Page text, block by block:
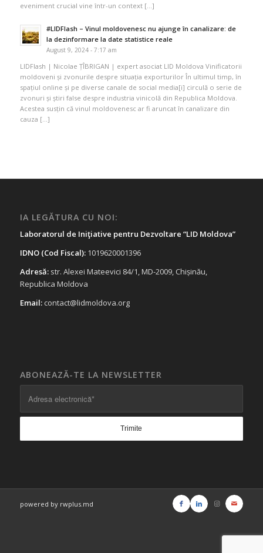
eveniment crucial vine într-un context […]
#LIDFlash – Vinul moldovenesc nu ajunge în canalizare: de
la dezinformare la date statistice reale
August 9, 2024 - 7:17 am
LIDFlash | Nicolae ȚÎBRIGAN | expert asociat LID Moldova Vinificatorii
moldoveni și zvonurile despre situația exporturilor În ultimul timp, în
spațiul online și pe diverse canale de social media[i] circulă o serie de
zvonuri și știri false despre industria vinicolă din Republica Moldova.
Acestea susțin că vinul moldovenesc ar fi aruncat în canalizare din
cauza […]
IA LEGĂTURA CU NOI:
Laboratorul de Iniţiative pentru Dezvoltare “LID Moldova”
IDNO (Cod Fiscal):1019620001396
Adresă:str. Alexei Mateevici 84/1, MD-2009, Chișinău,
Republica Moldova
Email: contact@lidmoldova.org
ABONEAZĂ-TE LA NEWSLETTER
powered by rwplus.md